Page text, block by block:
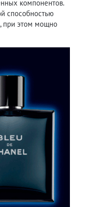
компонентов.
способностью
при этом мощно